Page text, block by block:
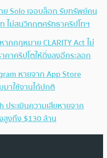
Solo เจอบล็อก รับทรัพย์คน
ไม่สนวิกฤตศรัทธาคริปโทฯ
กกฎหมาย CLARITY Act ไม่
าคริปโตให้ดิ่งลงอีกระลอก
หายจาก App Store
าใช้งานได้ปกติ
ประเมินความเสียหายจาก
สูงถึง $130 ล้าน